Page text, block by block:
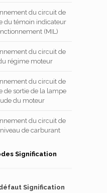
du circuit de
du témoin indicateur
(MIL)
du circuit de
régime moteur
du circuit de
de sortie de la lampe
du moteur
du circuit de
de carburant
Signification
Signification